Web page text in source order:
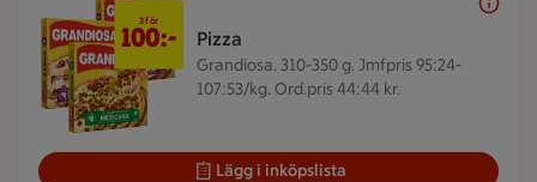
Pizza
Grandiosa. 310-350 g. Jmfpris 95:24-
107:53/kg. Ord.pris 44:44 kr.
3 för 100 kr
3 för
100:-
Lägg i inköpslista